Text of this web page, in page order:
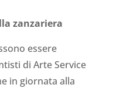
zanzariera
essere
di Arte Service
in giornata alla